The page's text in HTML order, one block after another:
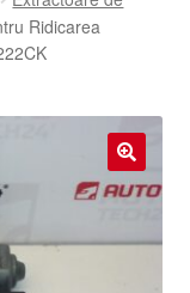
Ridicarea
🔍